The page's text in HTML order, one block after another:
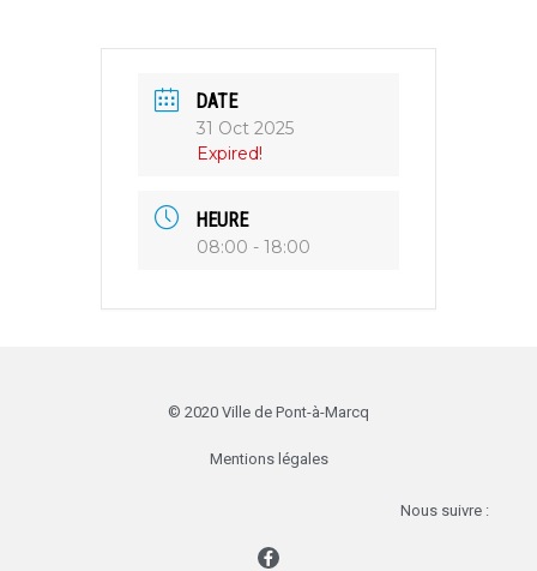
DATE
31 Oct 2025
Expired!
HEURE
08:00 - 18:00
© 2020 Ville de Pont-à-Marcq
Mentions légales
Nous suivre :